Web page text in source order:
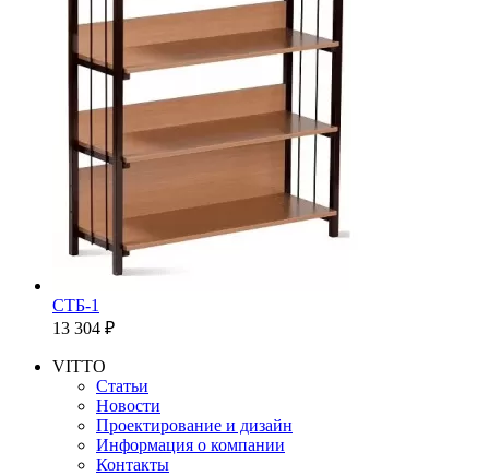
СТБ-1
13 304 ₽
VITTO
Статьи
Новости
Проектирование и дизайн
Информация о компании
Контакты